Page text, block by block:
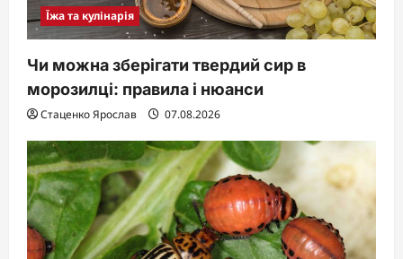
Їжа та кулінарія
Чи можна зберігати твердий сир в
морозилці: правила і нюанси
Стаценко Ярослав 07.08.2026